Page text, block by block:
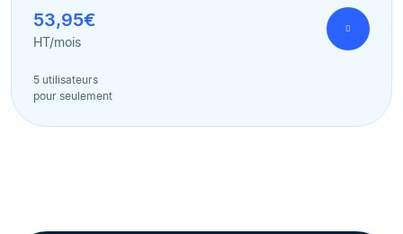
53,95€
HT/mois
5 utilisateurs
pour seulement